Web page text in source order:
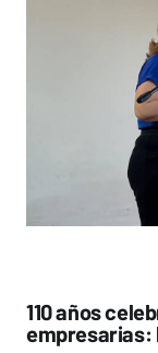
110 años
empresarias: